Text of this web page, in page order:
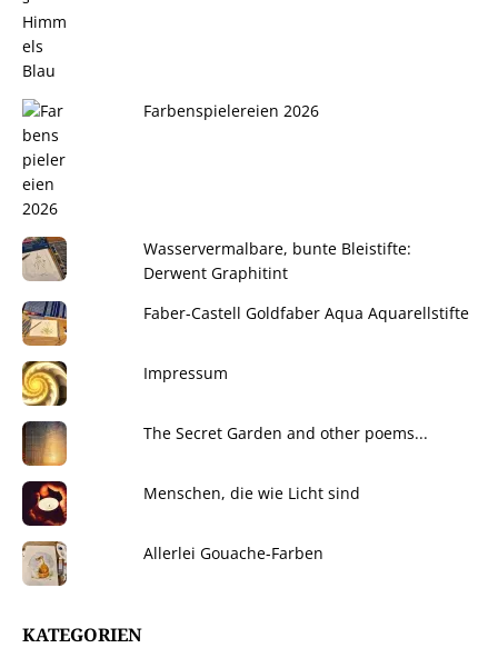
Farbenspielereien 2026
Wasservermalbare, bunte Bleistifte:
Derwent Graphitint
Faber-Castell Goldfaber Aqua Aquarellstifte
Impressum
The Secret Garden and other poems...
Menschen, die wie Licht sind
Allerlei Gouache-Farben
KATEGORIEN